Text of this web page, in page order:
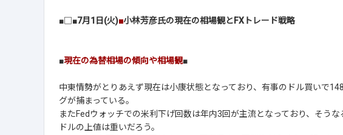
■□■7月1日(火)■小林芳彦氏の現在の相場観とFXトレード戦略
■現在の為替相場の傾向や相場観■
中東情勢がとりあえず現在は小康状態となっており、有事のドル買いで
グが捕まっている。
またFedウォッチでの米利下げ回数は年内3回が主流となっており、そう
ドルの上値は重いだろう。